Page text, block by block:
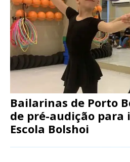
Bailarinas de Porto
de pré-audição para
Escola Bolshoi